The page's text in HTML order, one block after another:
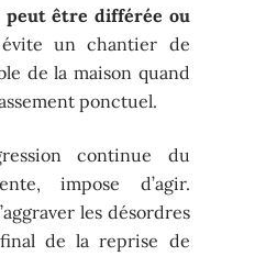
être différée ou
un chantier de
de la maison quand
ponctuel.
continue du
impose d’agir.
les désordres
de la reprise de